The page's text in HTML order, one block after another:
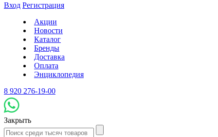
Вход Регистрация
Акции
Новости
Каталог
Бренды
Доставка
Оплата
Энциклопедия
8 920 276-19-00
Закрыть